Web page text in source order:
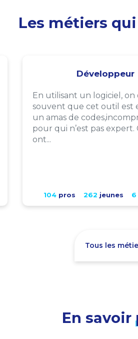
Les métiers qui
Développeur
En utilisant un logiciel, on
souvent que cet outil est
un amas de
pour qui n’est pas expert.
ont...
104pros 262 jeunes 6
Tous les
En savoir